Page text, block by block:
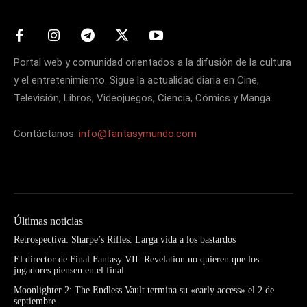
Portal web y comunidad orientados a la difusión de la cultura
y el entretenimiento. Sigue la actualidad diaria en Cine,
Televisión, Libros, Videojuegos, Ciencia, Cómics y Manga.
Contáctanos: info@fantasymundo.com
Últimas noticias
Retrospectiva: Sharpe’s Rifles. Larga vida a los bastardos
El director de Final Fantasy VII: Revelation no quieren que los
jugadores piensen en el final
Moonlighter 2: The Endless Vault termina su «early access» el 2 de
septiembre